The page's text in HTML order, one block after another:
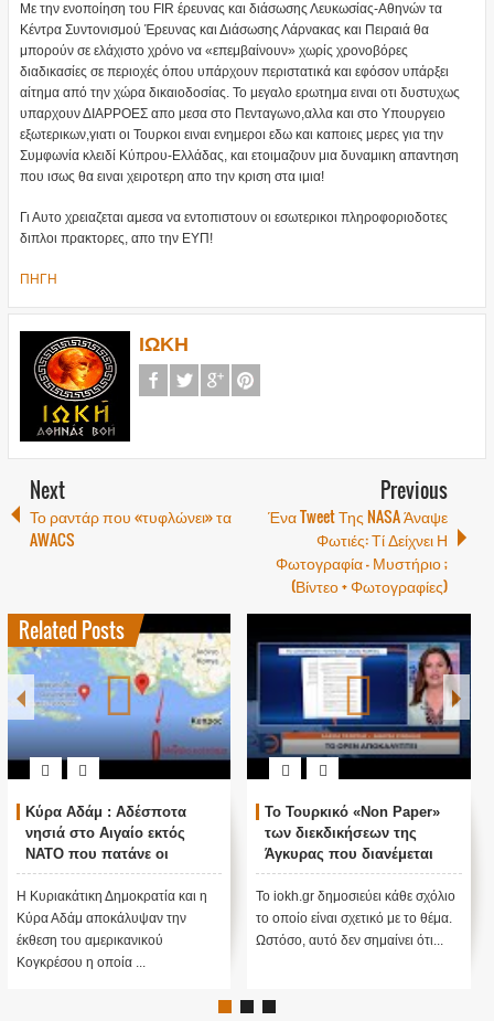
Με την ενοποίηση του FIR έρευνας και διάσωσης Λευκωσίας-Αθηνών τα
Κέντρα Συντονισμού Έρευνας και Διάσωσης Λάρνακας και Πειραιά θα
μπορούν σε ελάχιστο χρόνο να «επεμβαίνουν» χωρίς χρονοβόρες
διαδικασίες σε περιοχές όπου υπάρχουν περιστατικά και εφόσον υπάρξει
αίτημα από την χώρα δικαιοδοσίας. Το μεγαλο ερωτημα ειναι οτι δυστυχως
υπαρχουν ΔΙΑΡΡΟΕΣ απο μεσα στο Πενταγωνο,αλλα και στο Υπουργειο
εξωτερικων,γιατι οι Τουρκοι ειναι ενημεροι εδω και καποιες μερες για την
Συμφωνία κλειδί Κύπρου-Ελλάδας, και ετοιμαζουν μια δυναμικη απαντηση
που ισως θα ειναι χειροτερη απο την κριση στα ιμια!
Γι Αυτο χρειαζεται αμεσα να εντοπιστουν οι εσωτερικοι πληροφοριοδοτες
διπλοι πρακτορες, απο την ΕΥΠ!
ΠΗΓΗ
ΙΩΚΗ
Next
Το ραντάρ που «τυφλώνει» τα
AWACS
Previous
Ένα Tweet Της NASA Άναψε
Φωτιές: Τί Δείχνει Η
Φωτογραφία - Μυστήριο ;
(Βίντεο + Φωτογραφίες)
Related Posts
της
και η
Το Τουρκικό «Non Paper»
των διεκδικήσεων της
Άγκυρας που διανέμεται
στις ξένες πρεσβείες
Το iokh.gr δημοσιεύει κάθε σχόλιο
το οποίο είναι σχετικό με το θέμα.
Ωστόσο, αυτό δεν σημαίνει ότι...
Ιωάννης Μάζης:
πολεμική ενέργεια σε
Ελληνικό νησί
Το iokh.gr δημοσιεύει κάθε
το οποίο είναι σχετικό με
Ωστόσο, αυτό δεν σημαίνει